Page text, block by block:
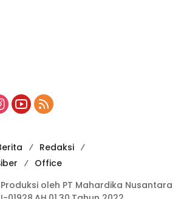
Redaksi
Office
oleh PT Mahardika Nusantara